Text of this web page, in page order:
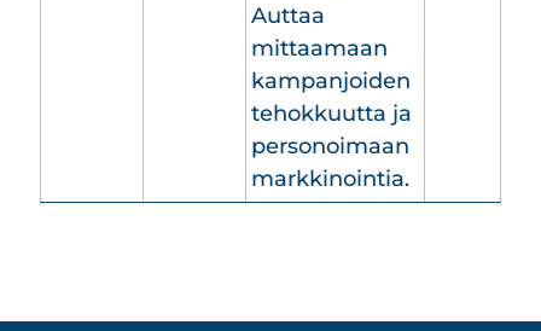
Auttaa
mittaamaan
kampanjoiden
tehokkuutta ja
personoimaan
markkinointia.